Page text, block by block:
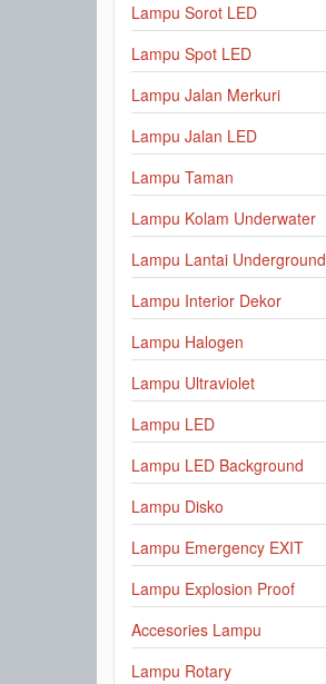
Lampu Sorot LED
Lampu Spot LED
Lampu Jalan Merkuri
Lampu Jalan LED
Lampu Taman
Lampu Kolam Underwater
Lampu Lantai Underground
Lampu Interior Dekor
Lampu Halogen
Lampu Ultraviolet
Lampu LED
Lampu LED Background
Lampu Disko
Lampu Emergency EXIT
Lampu Explosion Proof
Accesories Lampu
Lampu Rotary